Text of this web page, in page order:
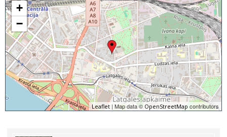
+
−
Leaflet | Map data © OpenStreetMap contributors